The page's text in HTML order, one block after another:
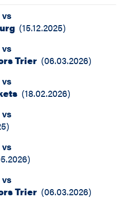
vs
(15.12.2025)
vs
Trier (06.03.2026)
vs
(18.02.2026)
vs
)
vs
)
vs
Trier (06.03.2026)